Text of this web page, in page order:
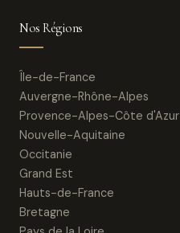
Nos Régions
Île-de-France
Auvergne-Rhône-Alpes
Provence-Alpes-Côte d'Azur
Nouvelle-Aquitaine
Occitanie
Grand Est
Hauts-de-France
Bretagne